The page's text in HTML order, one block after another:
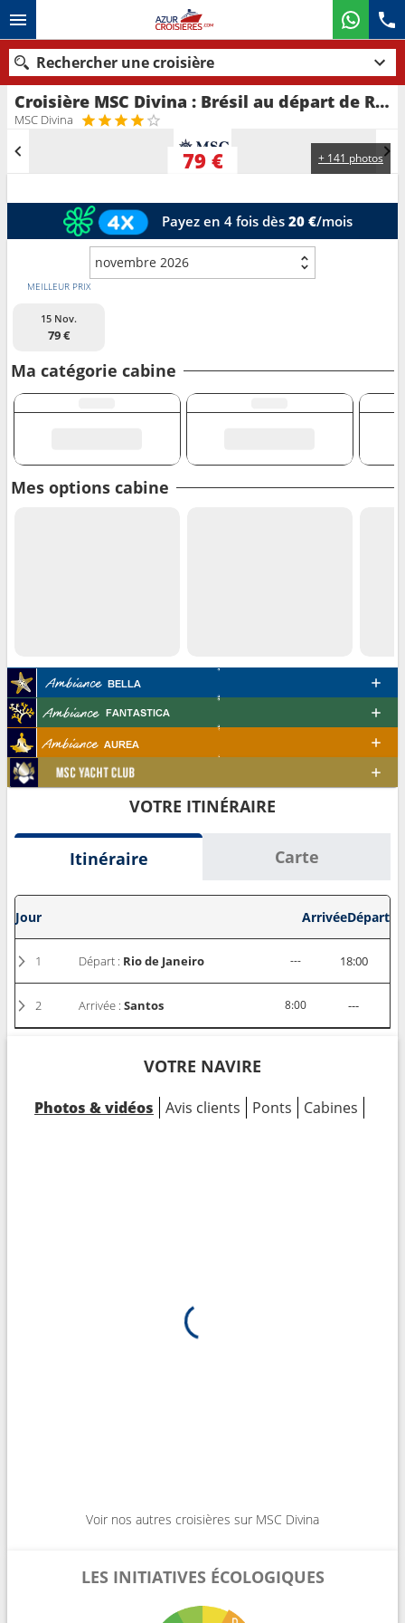
Croisière MSC Divina : Brésil au départ de Rio de Janeiro
MSC Divina
+ 141 photos
79 €
Payez en 4 fois dès20 €/mois
novembre 2026
MEILLEUR PRIX
15 Nov.
79 €
Ma catégorie cabine
Mes options cabine
VOTRE ITINÉRAIRE
Itinéraire Carte
Jour ArrivéeDépart
1 Départ : Rio de Janeiro --- 18:00
2 Arrivée :Santos 8:00 ---
VOTRE NAVIRE
Photos & vidéos Avis clients Ponts Cabines
Voir nos autres croisières sur MSC Divina
LES INITIATIVES ÉCOLOGIQUES
Rechercher une croisière
Nos destinations
Rechercher